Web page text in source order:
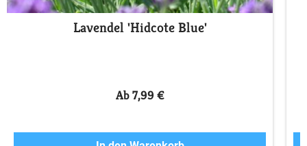
Lavendel 'Hidcote Blue'
Ab 7,99 €